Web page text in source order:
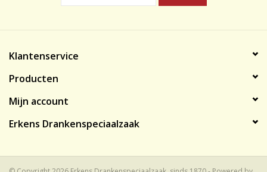
Klantenservice
Producten
Mijn account
Erkens Drankenspeciaalzaak